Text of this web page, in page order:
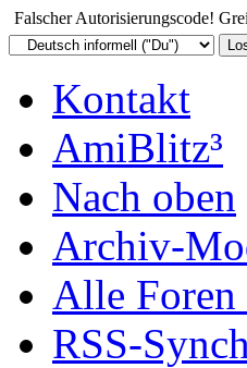
Falscher Autorisierungscode!
Kontakt
AmiBlitz³
Nach oben
Archiv-
Alle Foren
RSS-